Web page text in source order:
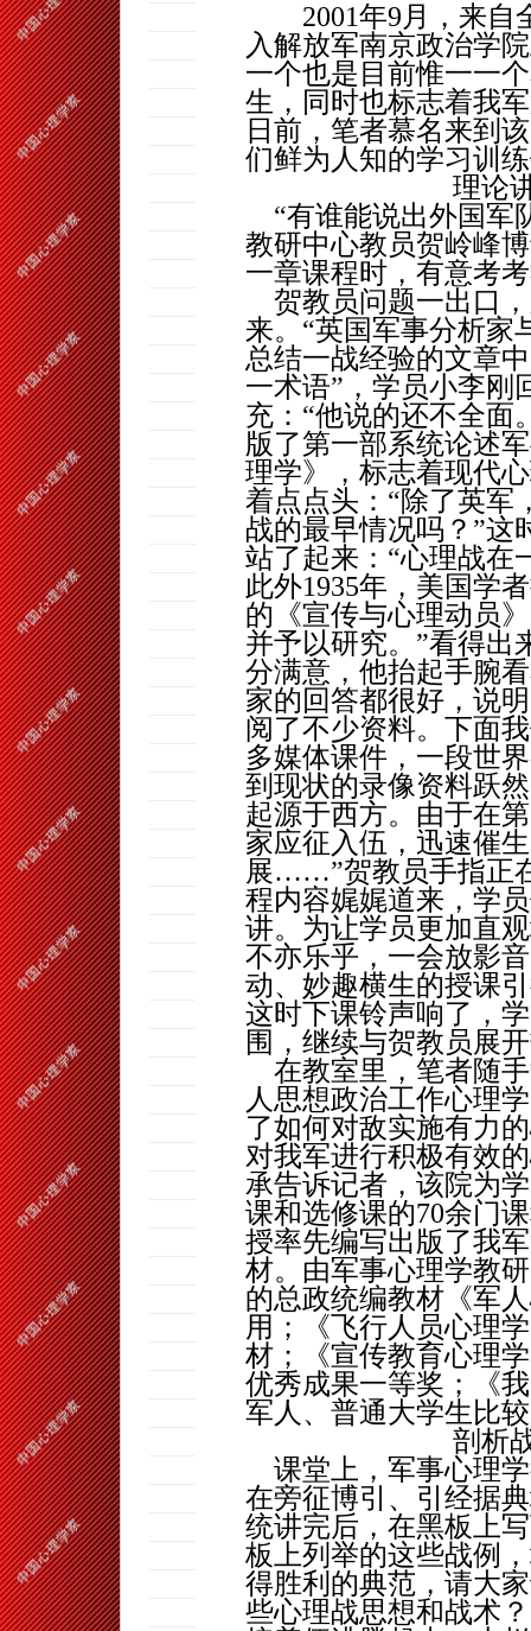
2001年9 月，来自
入解放军南京政治学
一个也是目前惟一一
生，同时也标志着我
日前，笔者慕名来到
们鲜为人知的学习训
理论
“有谁能说出外国军
教研中心教员贺岭峰
一章课程时，有意考
贺教员问题一出口
来。“英国军事分析家
总结一战经验的文章
一术语”，学员小李刚
充：“他说的还不全面
版了第一部系统论述
理学》，标志着现代
着点点头：“除了英军
战的最早情况吗？”这
站了起来：“心理战在
此外1935年，美国学
的《宣传与心理动员
并予以研究。”看得出
分满意，他抬起手腕
家的回答都很好，说
阅了不少资料。下面
多媒体课件，一段世
到现状的录像资料跃
起源于西方。由于在
家应征入伍，迅速催
展……”贺教员手指正
程内容娓娓道来，学
讲。为让学员更加直
不亦乐乎，一会放影
动、妙趣横生的授课
这时下课铃声响了，
围，继续与贺教员展
在教室里，笔者随
人思想政治工作心理
了如何对敌实施有力
对我军进行积极有效
承告诉记者，该院为
课和选修课的70余门
授率先编写出版了我
材。由军事心理学教
的总政统编教材《军
用；《飞行人员心理
材；《宣传教育心理
优秀成果一等奖；《
军人、普通大学生比
剖析
课堂上，军事心理
在旁征博引、引经据
统讲完后，在黑板上
板上列举的这些战例
得胜利的典范，请大
些心理战思想和战术